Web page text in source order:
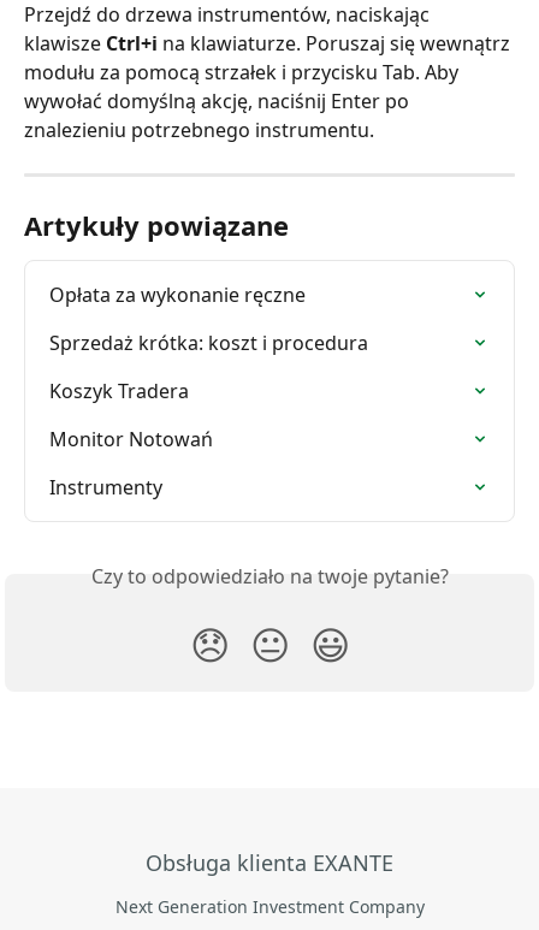
Przejdź do drzewa instrumentów, naciskając
klawisze Ctrl+i na klawiaturze. Poruszaj się wewnątrz
modułu za pomocą strzałek i przycisku Tab. Aby
wywołać domyślną akcję, naciśnij Enter po
znalezieniu potrzebnego instrumentu.
Artykuły powiązane
Opłata za wykonanie ręczne
Sprzedaż krótka: koszt i procedura
Koszyk Tradera
Monitor Notowań
Instrumenty
Czy to odpowiedziało na twoje pytanie?
😞 😐 😃
Obsługa klienta EXANTE
Next Generation Investment Company